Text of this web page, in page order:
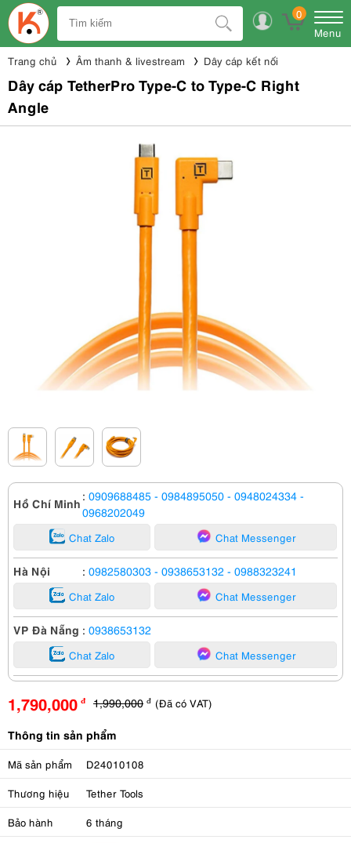
0
Menu
Trang chủ Âm thanh & livestream Dây cáp kết nối
Dây cáp TetherPro Type-C to Type-C Right
Angle
Hồ Chí Minh : 0909688485 - 0984895050 - 0948024334 -
0968202049
Chat Zalo Chat Messenger
Hà Nội : 0982580303 - 0938653132 - 0988323241
Chat Zalo Chat Messenger
VP Đà Nẵng : 0938653132
Chat Zalo Chat Messenger
1,790,000 đ 1,990,000 đ (Đã có VAT)
Thông tin sản phẩm
Mã sản phẩm D24010108
Thương hiệu Tether Tools
Bảo hành 6 tháng